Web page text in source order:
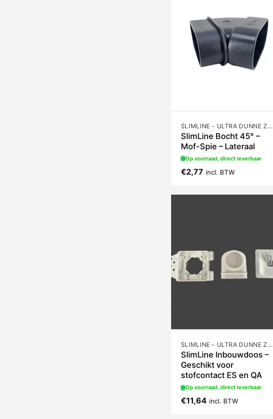
SLIMLINE - ULTRA DUNNE ZUIGBUIS
SlimLine Bocht 45° –
Mof-Spie – Lateraal
Op voorraad, direct leverbaar
€2,77 incl. BTW
SLIMLINE - ULTRA DUNNE ZUIGBUIS
SlimLine Inbouwdoos –
Geschikt voor
stofcontact ES en QA
Op voorraad, direct leverbaar
€11,64 incl. BTW